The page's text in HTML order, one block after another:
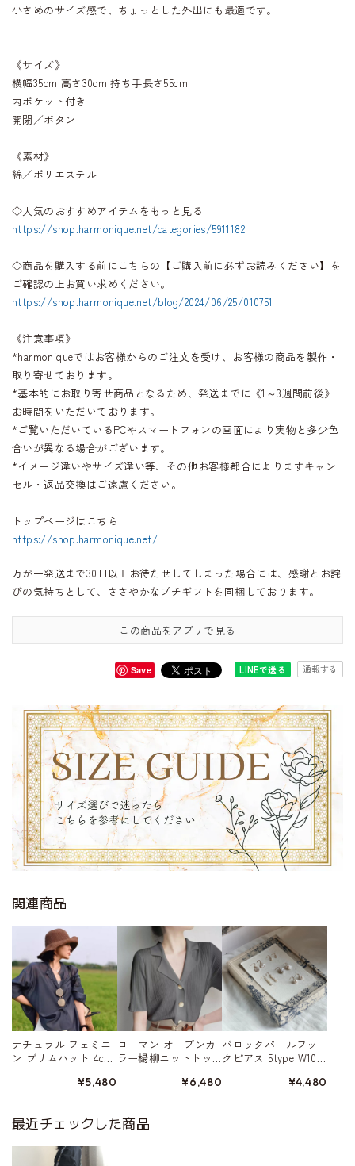
小さめのサイズ感で、ちょっとした外出にも最適です。
《サイズ》
横幅35cm 高さ30cm 持ち手長さ55cm
内ポケット付き
開閉／ボタン
《素材》
綿／ポリエステル
◇人気のおすすめアイテムをもっと見る
https://shop.harmonique.net/categories/5911182
◇商品を購入する前にこちらの【ご購入前に必ずお読みください】を
ご確認の上お買い求めください。
https://shop.harmonique.net/blog/2024/06/25/010751
《注意事項》
*harmoniqueではお客様からのご注文を受け、お客様の商品を製作・
取り寄せております。
*基本的にお取り寄せ商品となるため、発送までに《1～3週間前後》
お時間をいただいております。
*ご覧いただいているPCやスマートフォンの画面により実物と多少色
合いが異なる場合がございます。
*イメージ違いやサイズ違い等、その他お客様都合によりますキャン
セル・返品交換はご遠慮ください。
トップページはこちら
https://shop.harmonique.net/
万が一発送まで30日以上お待たせしてしまった場合には、感謝とお詫
びの気持ちとして、ささやかなプチギフトを同梱しております。
この商品をアプリで見る
Save LINEで送る 通報する
関連商品
ナチュラル フェミニ
ン ブリムハット 4col
¥5,480
ローマン オープンカ
ラー楊柳ニットトッ
¥6,480
バロックパールフッ
クピアス 5type W1032
¥4,480
最近チェックした商品